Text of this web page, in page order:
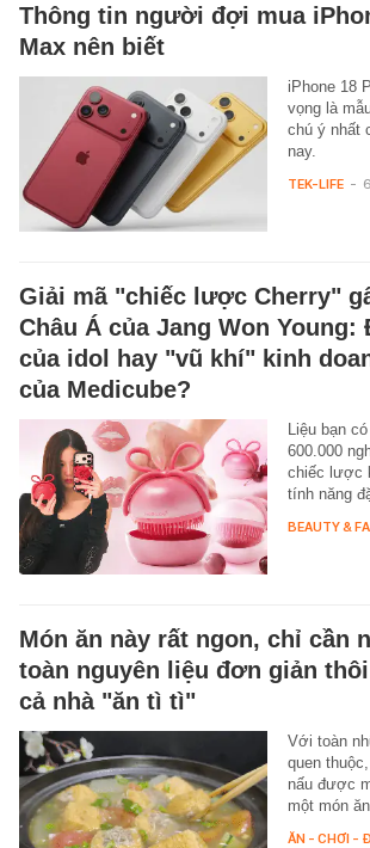
Thông tin người đợi mua
Max nên biết
iPhone 18
vọng là
chú ý nhất
nay.
TEK-LIFE -
Giải mã "chiếc lược Cherry"
Châu Á của Jang Won
của idol hay "vũ khí" kinh
của Medicube?
Liệu bạn
600.000
chiếc lược
tính năng
BEAUTY &
Món ăn này rất ngon, chỉ cần
toàn nguyên liệu đơn giản
cả nhà "ăn tì tì"
Với toàn
quen
nấu được
một món
ĂN - CHƠI -